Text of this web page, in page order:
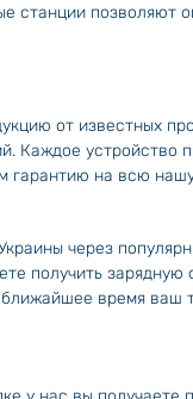
станции позволяют
от известных
Каждое устройство
гарантию на всю
через
получить
время